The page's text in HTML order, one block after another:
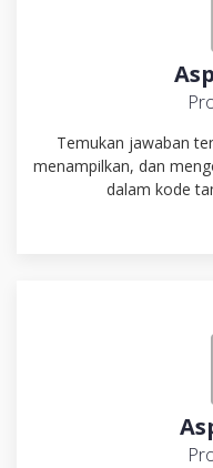
Temukan jawaban
menampilkan, dan
dalam kode